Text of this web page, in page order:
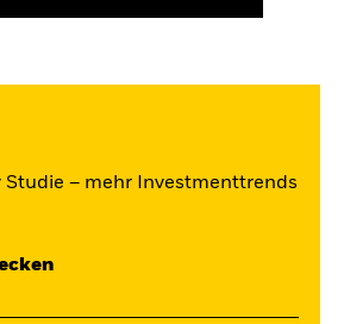
Studie – mehr Investmenttrends